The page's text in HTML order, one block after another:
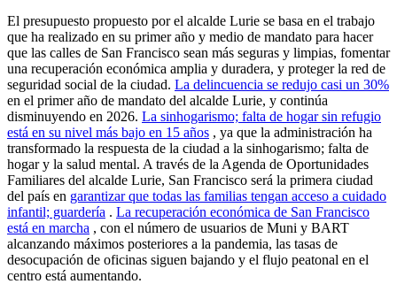
El presupuesto propuesto por el alcalde Lurie se basa en el trabajo
que ha realizado en su primer año y medio de mandato para hacer
que las calles de San Francisco sean más seguras y limpias, fomentar
una recuperación económica amplia y duradera, y proteger la red de
seguridad social de la ciudad. La delincuencia se redujo casi un 30%
en el primer año de mandato del alcalde Lurie, y continúa
disminuyendo en 2026. La sinhogarismo; falta de hogar sin refugio
está en su nivel más bajo en 15 años , ya que la administración ha
transformado la respuesta de la ciudad a la sinhogarismo; falta de
hogar y la salud mental. A través de la Agenda de Oportunidades
Familiares del alcalde Lurie, San Francisco será la primera ciudad
del país en garantizar que todas las familias tengan acceso a cuidado
infantil; guardería . La recuperación económica de San Francisco
está en marcha , con el número de usuarios de Muni y BART
alcanzando máximos posteriores a la pandemia, las tasas de
desocupación de oficinas siguen bajando y el flujo peatonal en el
centro está aumentando.